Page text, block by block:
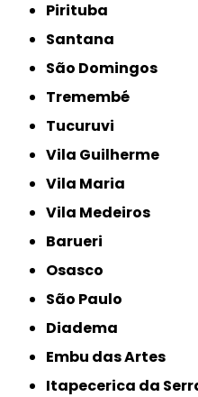
Pirituba
Santana
São Domingos
Tremembé
Tucuruvi
Vila Guilherme
Vila Maria
Vila Medeiros
Barueri
Osasco
São Paulo
Diadema
Embu das Artes
Itapecerica da